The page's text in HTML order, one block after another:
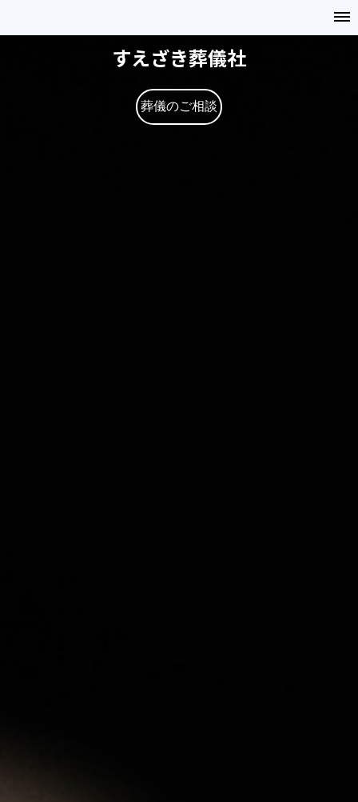
すえざき葬儀社
葬儀のご相談